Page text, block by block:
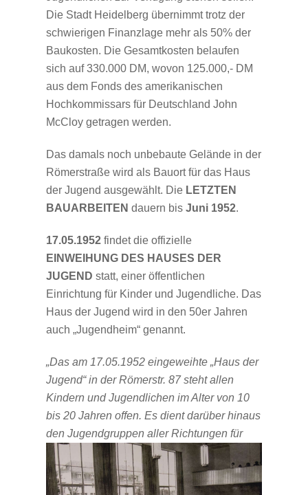
Die Stadt Heidelberg übernimmt trotz der
schwierigen Finanzlage mehr als 50% der
Baukosten. Die Gesamtkosten belaufen
sich auf 330.000 DM, wovon 125.000,- DM
aus dem Fonds des amerikanischen
Hochkommissars für Deutschland John
McCloy getragen werden.
Das damals noch unbebaute Gelände in der
Römerstraße wird als Bauort für das Haus
der Jugend ausgewählt. Die LETZTEN
BAUARBEITEN dauern bisJuni 1952.
17.05.1952 findet die offizielle
EINWEIHUNG DES HAUSES DER
JUGENDstatt, einer öffentlichen
Einrichtung für Kinder und Jugendliche. Das
Haus der Jugend wird in den 50er Jahren
auch „Jugendheim“ genannt.
„Das am 17.05.1952 eingeweihte „Haus der
Jugend“ in der Römerstr. 87 steht allen
Kindern und Jugendlichen im Alter von 10
bis 20 Jahren offen. Es dient darüber hinaus
den Jugendgruppenaller Richtungen für